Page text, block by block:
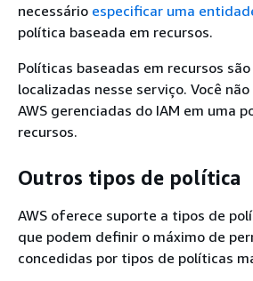
necessário especificar uma
política baseada em recursos.
Políticas baseadas em recursos
localizadas nesse serviço. Você
AWS gerenciadas do IAM em uma
recursos.
Outros tipos de política
AWS oferece suporte a tipos de
que podem definir o máximo de
concedidas por tipos de políticas